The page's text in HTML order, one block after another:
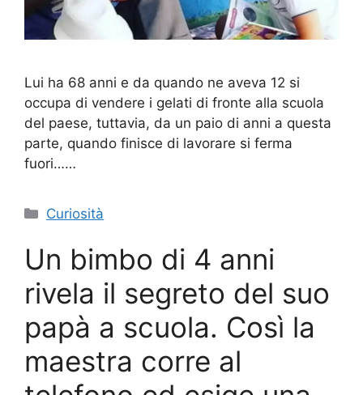
Lui ha 68 anni e da quando ne aveva 12 si
occupa di vendere i gelati di fronte alla scuola
del paese, tuttavia, da un paio di anni a questa
parte, quando finisce di lavorare si ferma
fuori……
Categorie
Curiosità
Un bimbo di 4 anni
rivela il segreto del suo
papà a scuola. Così la
maestra corre al